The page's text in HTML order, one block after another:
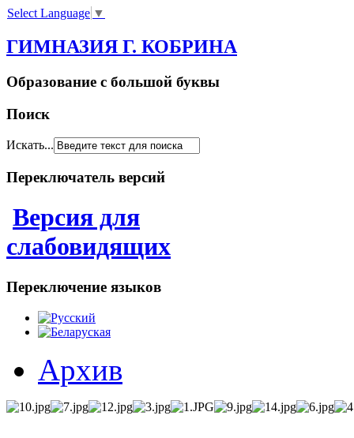
Select Language ▼
ГИМНАЗИЯ Г. КОБРИНА
Образование с большой буквы
Поиск
Искать...
Переключатель версий
Версия для
слабовидящих
Переключение языков
Архив